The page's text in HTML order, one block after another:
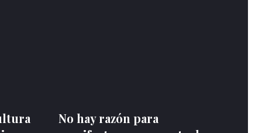
No hay razón para